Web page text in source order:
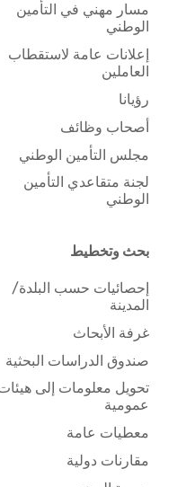
مسار مهني في التأمين
الوطني
إعلانات عامة لاستقطاب
العاملين
رؤيانا
أصحاب وظائف
مجلس التأمين الوطني
لجنة متقاعدي التأمين
الوطني
بحث وتخطيط
إحصائيات حسب البلدة/
المدينة
غرفة الأبحاث
صندوق الدراسات البحثية
تحويل معلومات إلى هيئات
عمومية
معطيات عامة
مقارنات دولية